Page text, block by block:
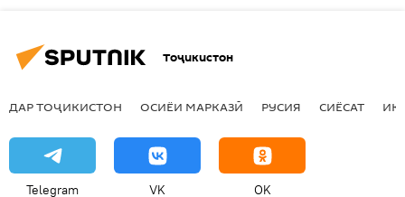
Тоҷикистон
ДАР ТОҶИКИСТОН ОСИЁИ МАРКАЗӢ РУСИЯ СИЁСАТ
Telegram VK OK